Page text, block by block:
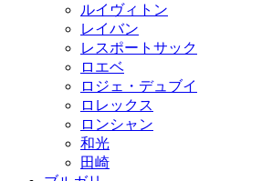
ルイヴィトン
レイバン
レスポートサック
ロエベ
ロジェ・デュブイ
ロレックス
ロンシャン
和光
田崎